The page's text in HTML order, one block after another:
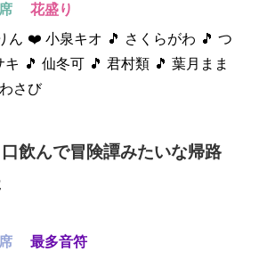
花盛り
ん ❤️ 小泉キオ 🎵 さくらがわ 🎵 つ
キ 🎵 仙冬可 🎵 君村類 🎵 葉月まま
さび
飲んで冒険譚みたいな帰路
最多音符